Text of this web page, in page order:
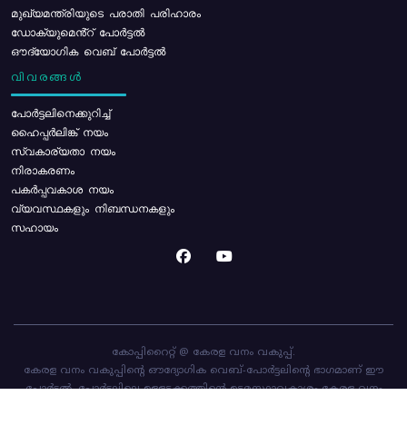
മുഖ്യമന്ത്രിയുടെ പരാതി പരിഹാരം
ഡോക്യുമെൻ്റ് പോർട്ടൽ
ഔദ്യോഗിക വെബ് പോർട്ടൽ
വിവരങ്ങൾ
പോര്‍ട്ടലിനെക്കുറിച്ച്
ഹൈപ്പർലിങ്ക് നയം
സ്വകാര്യതാ നയം
നിരാകരണം
പകർപ്പവകാശ നയം
വ്യവസ്ഥകളും നിബന്ധനകളും
സഹായം
കോപ്പിറൈറ്റ് @ കേരള വനം വകുപ്പ്.
കേരള വനം വകുപ്പിന്റെ ഔദ്യോഗിക വെബ്-പോർട്ടലിന്റെ ഭാഗമാണ് ഈ
പോർട്ടൽ. പോർട്ടലിലെ ഉള്ളടക്കത്തിന്റെ ഉടമസ്ഥാവകാശം കേരള വനം